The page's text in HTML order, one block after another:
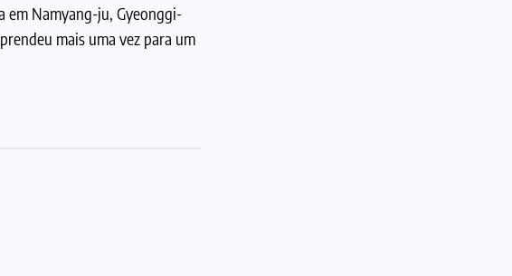
em Namyang-ju, Gyeonggi-
mais uma vez para um